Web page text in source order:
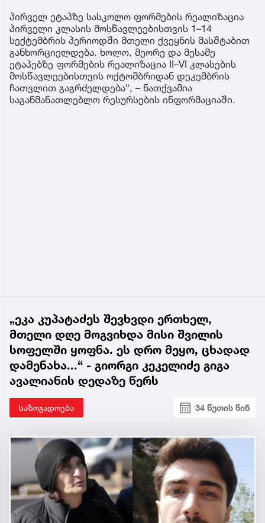
პირველ ეტაპზე სასკოლო ფორმების რეალიზაცია
პირველი კლასის მოსწავლეებისთვის 1–14
სექტემბრის პერიოდში მთელი ქვეყნის მასშტაბით
განხორციელდება. ხოლო, მეორე და მესამე
ეტაპებზე ფორმების რეალიზაცია II–VI კლასების
მოსწავლეებისთვის ოქტომბრიდან დეკემბრის
ჩათვლით გაგრძელდება“, – ნათქვამია
საგანმანათლებლო რესურსების ინფორმაციაში.
„ეკა კუპატაძეს შევხვდი ერთხელ,
მთელი დღე მოგვიხდა მისი შვილის
სოფელში ყოფნა. ეს დრო მეყო, ცხადად
დამენახა...“ - გიორგი კეკელიძე გიგა
ავალიანის დედაზე წერს
საზოგადოება 34 წუთის წინ